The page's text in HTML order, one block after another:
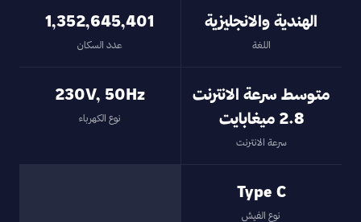
الهندية والانجليزية
اللغة
1,352,645,401
عدد السكان
متوسط سرعة الانترنت
2.8 ميغابايت
سرعة الانترنت
230V, 50Hz
نوع الكهرباء
Type C
نوع الفيش